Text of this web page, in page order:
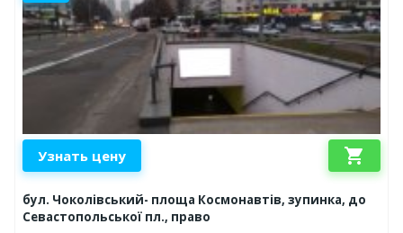
Узнать цену shopping_cart
бул. Чоколівський- площа Космонавтів, зупинка, до
Севастопольської пл., право